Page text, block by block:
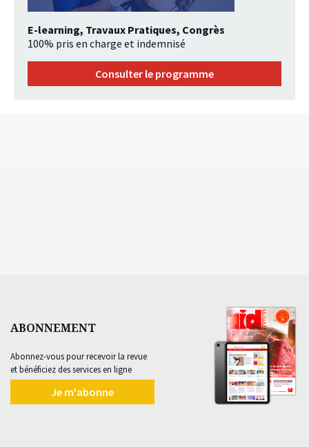
E-learning, Travaux Pratiques, Congrès
100% pris en charge et indemnisé
Consulter le programme
ABONNEMENT
Abonnez-vous pour recevoir la revue
et bénéficiez des services en ligne
Je m'abonne